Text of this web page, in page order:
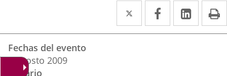
Twitter
Enlace
a
Facebook
Enlace
a
Enlace
a
del
evento
Fechas del evento
6 agosto 2009
Horario